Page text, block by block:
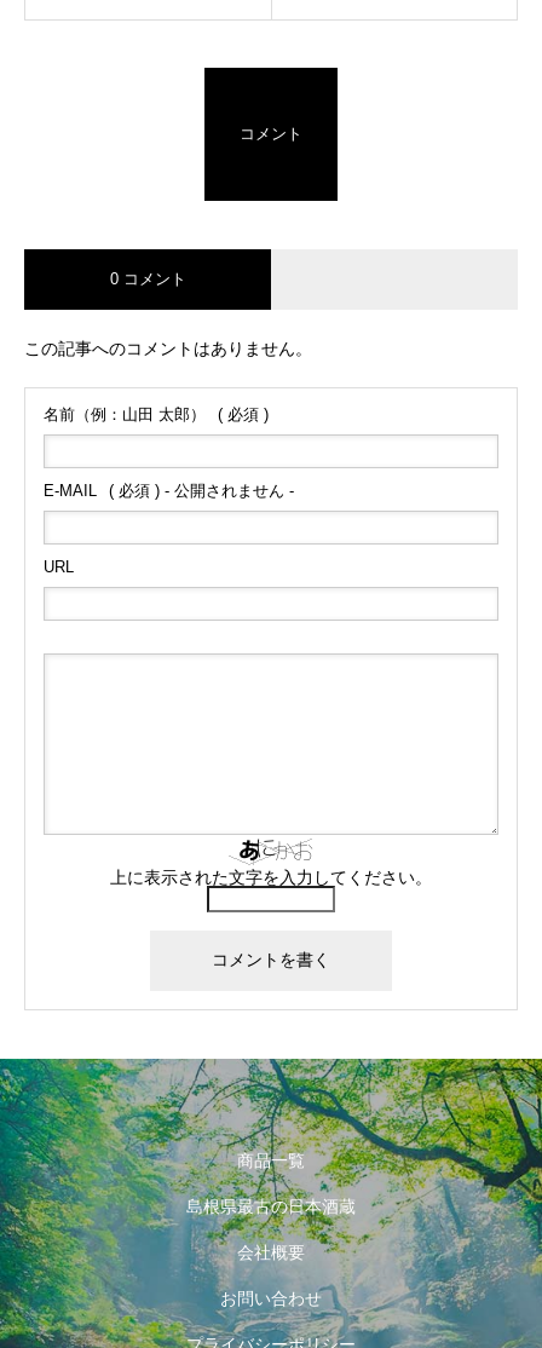
コメント
0 コメント
この記事へのコメントはありません。
名前（例：山田 太郎） ( 必須 )
E-MAIL ( 必須 ) - 公開されません -
URL
上に表示された文字を入力してください。
商品一覧
島根県最古の日本酒蔵
会社概要
お問い合わせ